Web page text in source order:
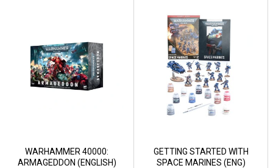
WARHAMMER 40000:
ARMAGEDDON (ENGLISH)
GETTING STARTED WITH
SPACE MARINES (ENG)